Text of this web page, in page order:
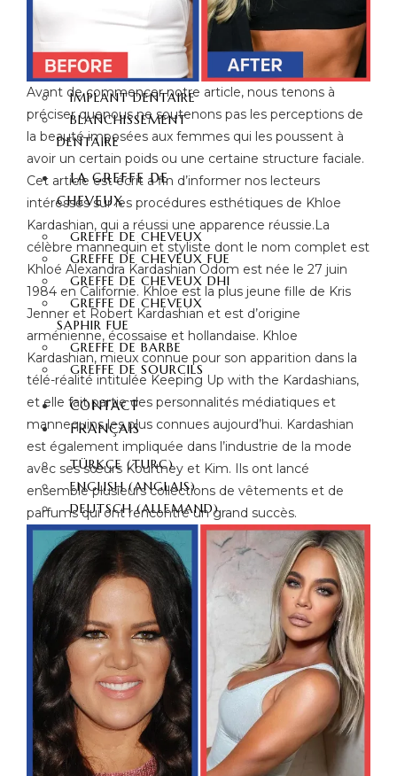
FACETTE DENTAIRE
DENT EN PORCELAINE
FACETTES DENTAIRES
IMPLANT DENTAIRE
BLANCHISSEMENT
DENTAIRE
LA GREFFE DE
CHEVEUX
GREFFE DE CHEVEUX
GREFFE DE CHEVEUX FUE
GREFFE DE CHEVEUX DHI
GREFFE DE CHEVEUX
SAPHIR FUE
GREFFE DE BARBE
GREFFE DE SOURCILS
CONTACT
FRANÇAIS
TÜRKÇE(TURC)
ENGLISH(ANGLAIS)
DEUTSCH(ALLEMAND)
ITALIANO(ITALIEN)
ESPAÑOL(ESPAGNOL
РУССКИЙ(RUSSE)
X
Avant de commencer notre article, nous tenons à
préciser quenous ne soutenons pas les perceptions de
la beauté imposées aux femmes qui les poussent à
avoir un certain poids ou une certaine structure faciale.
Cet article est écrit a fin d’informer nos lecteurs
intéressés sur les procédures esthétiques de Khloe
Kardashian, qui a réussi une apparence réussie.La
célèbre mannequin et styliste dont le nom complet est
Khloé Alexandra Kardashian Odom est née le 27 juin
1984 en Californie. Khloe est la plus jeune fille de Kris
Jenner et Robert Kardashian et est d’origine
arménienne, écossaise et hollandaise. Khloe
Kardashian, mieux connue pour son apparition dans la
télé-réalité intitulée Keeping Up with the Kardashians,
et elle fait partie des personnalités médiatiques et
mannequins les plus connues aujourd’hui. Kardashian
est également impliquée dans l’industrie de la mode
avec ses sœurs Kourtney et Kim. Ils ont lancé
ensemble plusieurs collections de vêtements et de
parfums qui ont rencontré un grand succès.